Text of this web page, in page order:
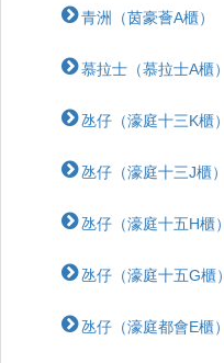
青洲（茵豪薈A櫃）
慕拉士（慕拉士A櫃）
氹仔（濠庭十三K櫃）
氹仔（濠庭十三J櫃）
氹仔（濠庭十五H櫃）
氹仔（濠庭十五G櫃）
氹仔（濠庭都會E櫃）